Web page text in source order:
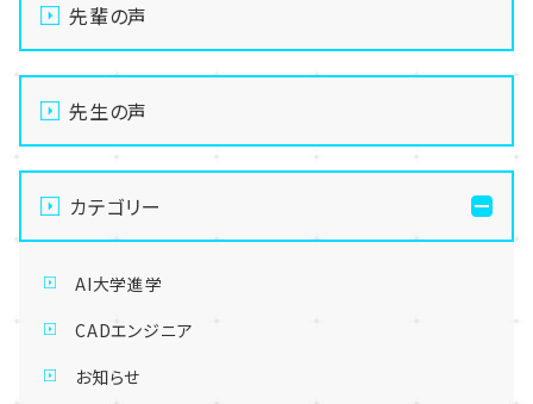
先輩の声
先生の声
カテゴリー
AI大学進学
CADエンジニア
お知らせ